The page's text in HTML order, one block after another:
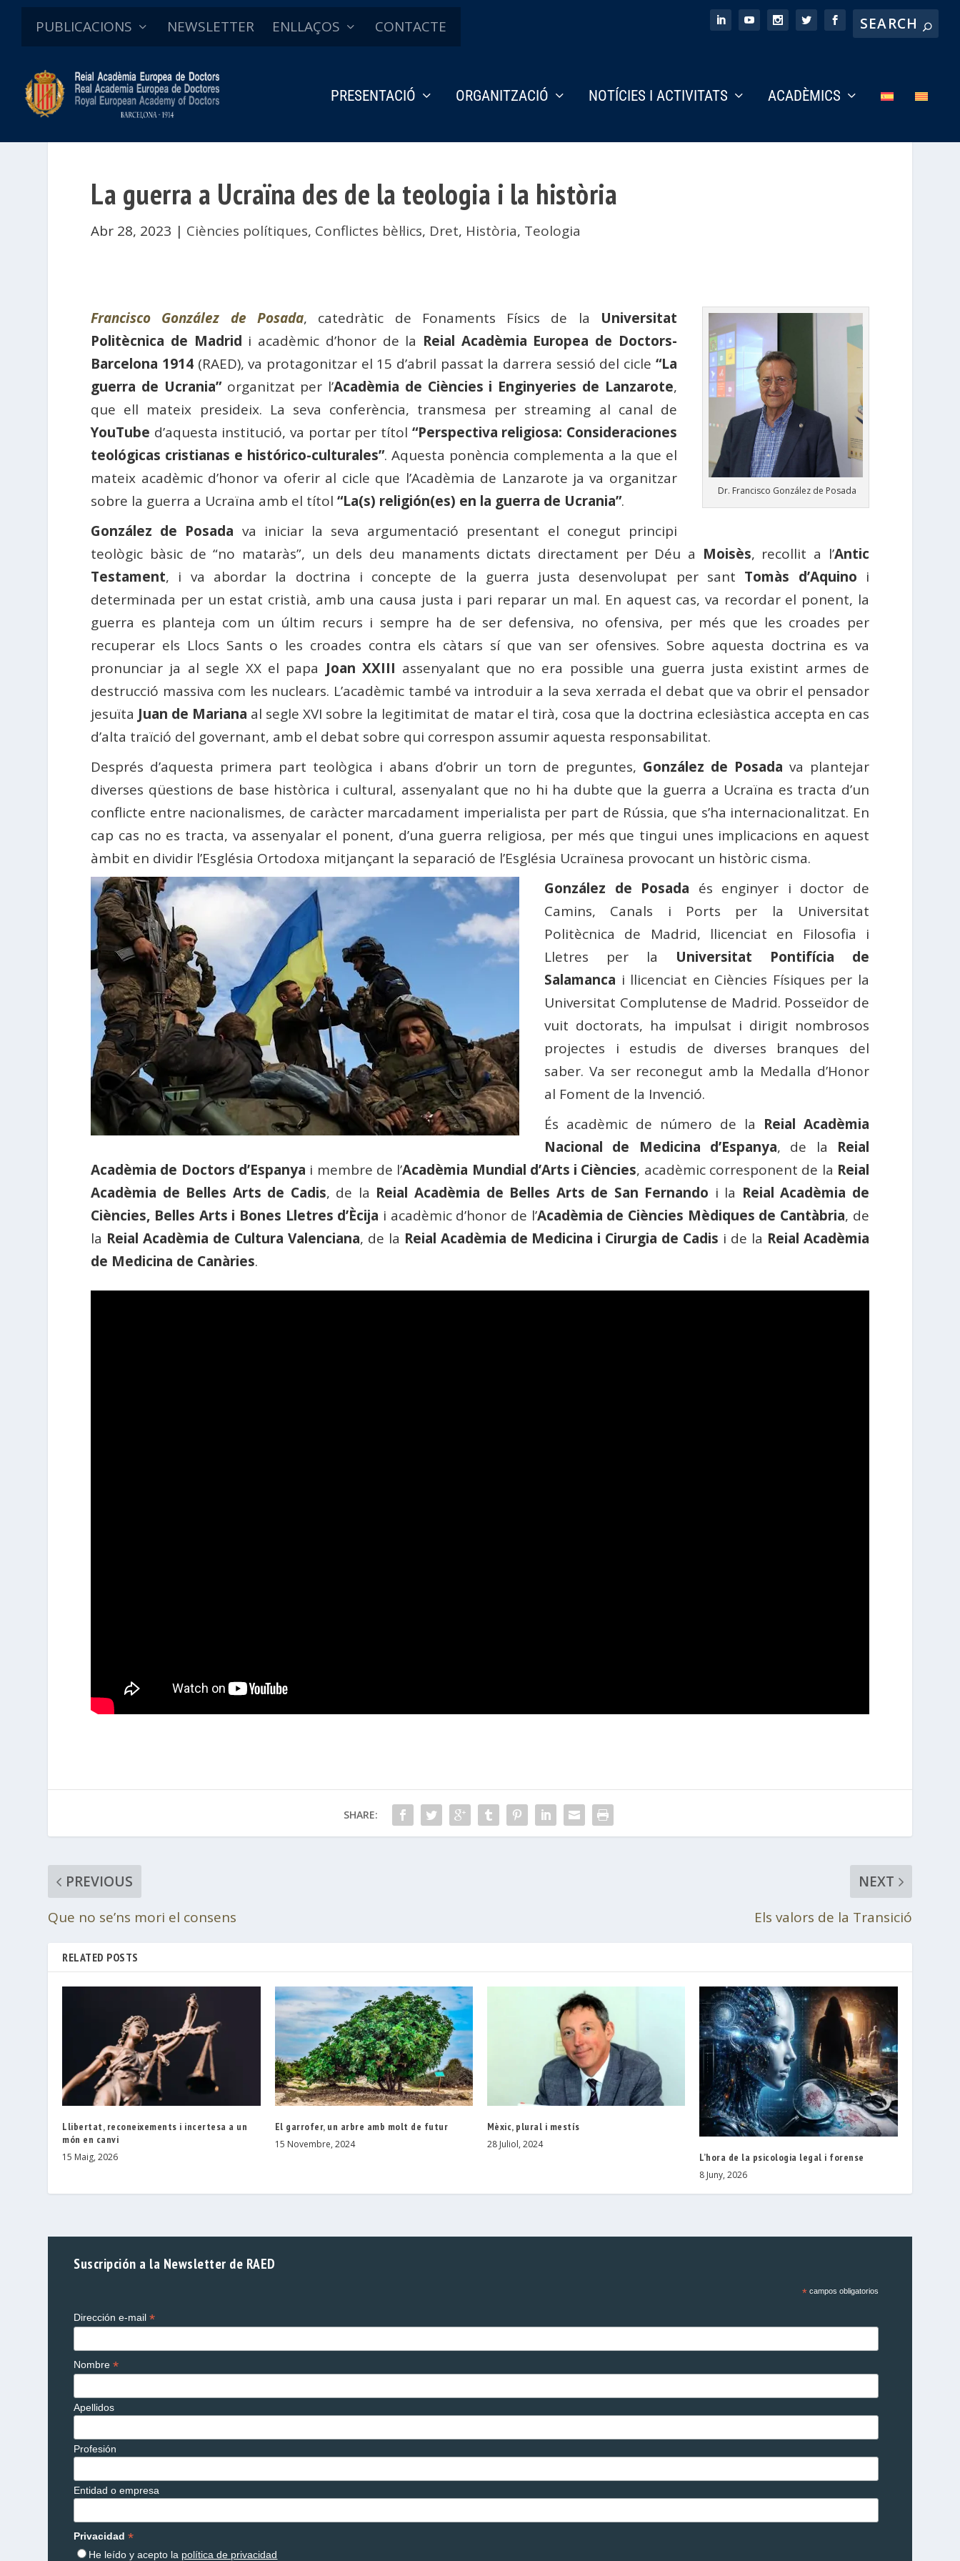
PUBLICACIONS NEWSLETTER ENLLAÇOS CONTACTE
PRESENTACIÓ ORGANITZACIÓ NOTÍCIES I ACTIVITATS ACADÈMICS
La guerra a Ucraïna des de la teologia i la història
Abr 28, 2023 | Ciències polítiques, Conflictes bèl·lics, Dret, Història, Teologia
Dr. Francisco González de Posada
Francisco González de Posada, catedràtic de Fonaments Físics de la Universitat
Politècnica de Madrid i acadèmic d’honor de la Reial Acadèmia Europea de Doctors-
Barcelona 1914(RAED), va protagonitzar el 15 d’abril passat la darrera sessió del cicle “La
guerra de Ucrania”organitzat per l’Acadèmia de Ciències i Enginyeries de Lanzarote,
que ell mateix presideix. La seva conferència, transmesa per streaming al canal de
YouTube d’aquesta institució, va portar per títol “Perspectiva religiosa: Consideraciones
teológicas cristianas e histórico-culturales”. Aquesta ponència complementa a la que el
mateix acadèmic d’honor va oferir al cicle que l’Acadèmia de Lanzarote ja va organitzar
sobre la guerra a Ucraïna amb el títol“La(s) religión(es) en la guerra de Ucrania”.
González de Posada va iniciar la seva argumentació presentant el conegut principi
teològic bàsic de “no mataràs”, un dels deu manaments dictats directament per Déu a Moisès, recollit a l’Antic
Testament, i va abordar la doctrina i concepte de la guerra justa desenvolupat per sant Tomàs d’Aquino i
determinada per un estat cristià, amb una causa justa i pari reparar un mal. En aquest cas, va recordar el ponent, la
guerra es planteja com un últim recurs i sempre ha de ser defensiva, no ofensiva, per més que les croades per
recuperar els Llocs Sants o les croades contra els càtars sí que van ser ofensives. Sobre aquesta doctrina es va
pronunciar ja al segle XX el papa Joan XXIII assenyalant que no era possible una guerra justa existint armes de
destrucció massiva com les nuclears. L’acadèmic també va introduir a la seva xerrada el debat que va obrir el pensador
jesuïta Juan de Mariana al segle XVI sobre la legitimitat de matar el tirà, cosa que la doctrina eclesiàstica accepta en cas
d’alta traïció del governant, amb el debat sobre qui correspon assumir aquesta responsabilitat.
Després d’aquesta primera part teològica i abans d’obrir un torn de preguntes, González de Posada va plantejar
diverses qüestions de base històrica i cultural, assenyalant que no hi ha dubte que la guerra a Ucraïna es tracta d’un
conflicte entre nacionalismes, de caràcter marcadament imperialista per part de Rússia, que s’ha internacionalitzat. En
cap cas no es tracta, va assenyalar el ponent, d’una guerra religiosa, per més que tingui unes implicacions en aquest
àmbit en dividir l’Església Ortodoxa mitjançant la separació de l’Església Ucraïnesa provocant un històric cisma.
González de Posada és enginyer i doctor de
Camins, Canals i Ports per la Universitat
Politècnica de Madrid, llicenciat en Filosofia i
Lletres per la Universitat Pontifícia de
Salamanca i llicenciat en Ciències Físiques per la
Universitat Complutense de Madrid. Posseïdor de
vuit doctorats, ha impulsat i dirigit nombrosos
projectes i estudis de diverses branques del
saber. Va ser reconegut amb la Medalla d’Honor
al Foment de la Invenció.
És acadèmic de número de la Reial Acadèmia
Nacional de Medicina d’Espanya, de la Reial
Acadèmia de Doctors d’Espanya i membre de l’Acadèmia Mundial d’Arts i Ciències, acadèmic corresponent de la Reial
Acadèmia de Belles Arts de Cadis, de la Reial Acadèmia de Belles Arts de San Fernando i la Reial Acadèmia de
Ciències, Belles Arts i Bones Lletres d’Ècija i acadèmic d’honor de l’Acadèmia de Ciències Mèdiques de Cantàbria, de
la Reial Acadèmia de Cultura Valenciana, de la Reial Acadèmia de Medicina i Cirurgia de Cadis i de la Reial Acadèmia
de Medicina de Canàries.
SHARE:
PREVIOUS
Que no se’ns mori el consens
NEXT
Els valors de la Transició
RELATED POSTS
Llibertat, reconeixements i incertesa a un
món en canvi
15 Maig, 2026
El garrofer, un arbre amb molt de futur
15 Novembre, 2024
Mèxic, plural i mestís
28 Juliol, 2024
L’hora de la psicologia legal i forense
8 Juny, 2026
Suscripción a la Newsletter de RAED
*campos obligatorios
Dirección e-mail*
Nombre*
Apellidos
Profesión
Entidad o empresa
Privacidad*
He leído y acepto la política de privacidad